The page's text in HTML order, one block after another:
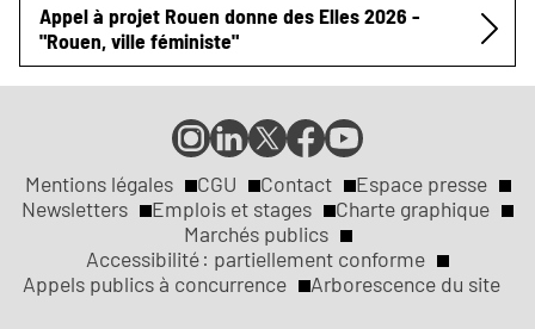
Appel à projet Rouen donne des Elles 2026 -
"Rouen, ville féministe"
Réseaux
sociaux
Compte
Instagram
de
la
ville
de
Rouen
Compte
LinkedIn
de
la
ville
de
Rouen
Compte
X
de
la
ville
de
Rouen
Page
Facebook
de
la
ville
de
Rouen
Page
YouTube
de
la
ville
de
Rouen
Liens
légaux
Mentions légales CGU Contact
Espace presse
Newsletters
Emplois et stages
Charte graphique
Marchés publics
Accessibilité : partiellement conforme
Appels publics à concurrence
Arborescence du site